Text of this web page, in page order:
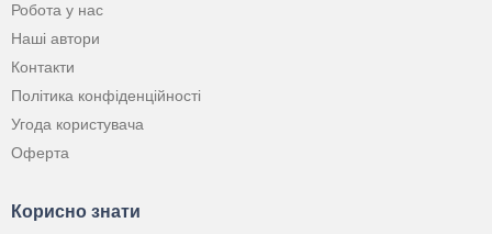
Робота у нас
Наші автори
Контакти
Політика конфіденційності
Угода користувача
Оферта
Корисно знати